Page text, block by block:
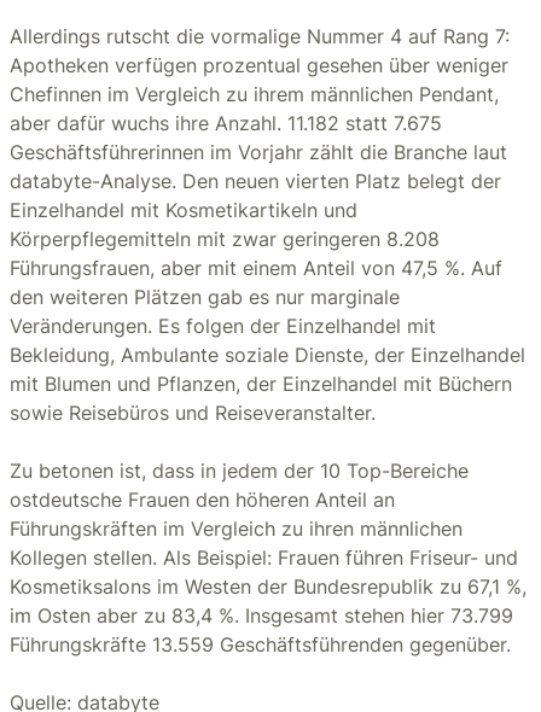
Allerdings rutscht die vormalige Nummer 4 auf Rang 7:
Apotheken verfügen prozentual gesehen über weniger
Chefinnen im Vergleich zu ihrem männlichen Pendant,
aber dafür wuchs ihre Anzahl. 11.182 statt 7.675
Geschäftsführerinnen im Vorjahr zählt die Branche laut
databyte-Analyse. Den neuen vierten Platz belegt der
Einzelhandel mit Kosmetikartikeln und
Körperpflegemitteln mit zwar geringeren 8.208
Führungsfrauen, aber mit einem Anteil von 47,5 %. Auf
den weiteren Plätzen gab es nur marginale
Veränderungen. Es folgen der Einzelhandel mit
Bekleidung, Ambulante soziale Dienste, der Einzelhandel
mit Blumen und Pflanzen, der Einzelhandel mit Büchern
sowie Reisebüros und Reiseveranstalter.
Zu betonen ist, dass in jedem der 10 Top-Bereiche
ostdeutsche Frauen den höheren Anteil an
Führungskräften im Vergleich zu ihren männlichen
Kollegen stellen. Als Beispiel: Frauen führen Friseur- und
Kosmetiksalons im Westen der Bundesrepublik zu 67,1 %,
im Osten aber zu 83,4 %. Insgesamt stehen hier 73.799
Führungskräfte 13.559 Geschäftsführenden gegenüber.
Quelle: databyte